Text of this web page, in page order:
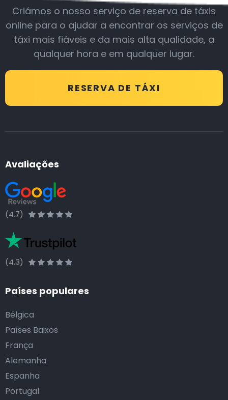
Criámos o nosso serviço de reserva de táxis
online para o ajudar a encontrar os serviços de
táxi mais fiáveis e da mais alta qualidade, a
qualquer hora e em qualquer lugar.
RESERVA DE TÁXI
Avaliações
(4.7)
(4.3)
Países populares
Bélgica
Países Baixos
França
Alemanha
Espanha
Portugal